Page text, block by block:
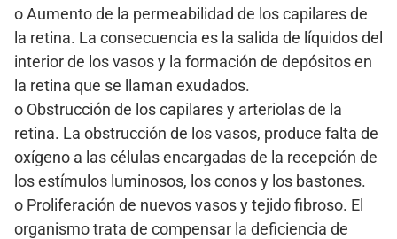
o Aumento de la permeabilidad de los capilares de
la retina. La consecuencia es la salida de líquidos del
interior de los vasos y la formación de depósitos en
la retina que se llaman exudados.
o Obstrucción de los capilares y arteriolas de la
retina. La obstrucción de los vasos, produce falta de
oxígeno a las células encargadas de la recepción de
los estímulos luminosos, los conos y los bastones.
o Proliferación de nuevos vasos y tejido fibroso. El
organismo trata de compensar la deficiencia de